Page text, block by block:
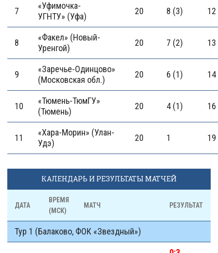
7
«Уфимочка-
УГНТУ» (Уфа)
20 8 (3)
8
«Факел» (Новый-
Уренгой)
20 7 (2)
9
«Заречье-Одинцово»
(Московская обл.)
20 6 (1)
10
«Тюмень-ТюмГУ»
(Тюмень)
20 4 (1)
11
«Хара-Морин» (Улан-
Удэ)
20 1
КАЛЕНДАРЬ И РЕЗУЛЬТАТЫ МАТЧЕЙ
ДАТА
ВРЕМЯ
(МСК)
МАТЧ РЕЗУЛЬТАТ
Тур 1 (Балаково, ФОК «Звездный»)